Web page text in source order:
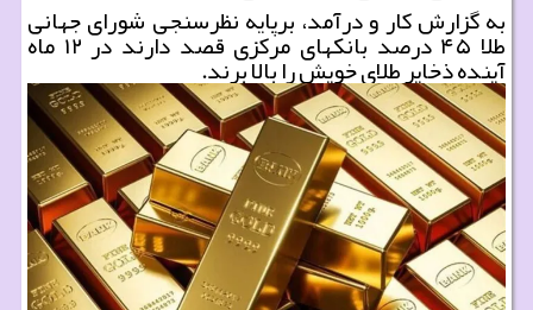
به گزارش کار و درآمد، برپایه نظرسنجی شورای جهانی
طلا ۴۵ درصد بانکهای مرکزی قصد دارند در ۱۲ ماه
آینده ذخایر طلای خویش را بالا برند.